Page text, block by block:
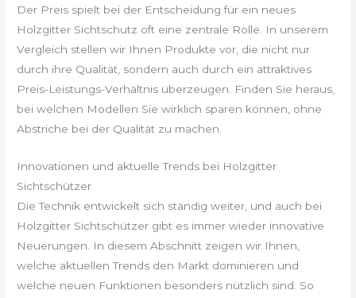
Der Preis spielt bei der Entscheidung für ein neues
Holzgitter Sichtschutz oft eine zentrale Rolle. In unserem
Vergleich stellen wir Ihnen Produkte vor, die nicht nur
durch ihre Qualität, sondern auch durch ein attraktives
Preis-Leistungs-Verhältnis überzeugen. Finden Sie heraus,
bei welchen Modellen Sie wirklich sparen können, ohne
Abstriche bei der Qualität zu machen.
Innovationen und aktuelle Trends bei Holzgitter
Sichtschützer
Die Technik entwickelt sich ständig weiter, und auch bei
Holzgitter Sichtschützer gibt es immer wieder innovative
Neuerungen. In diesem Abschnitt zeigen wir Ihnen,
welche aktuellen Trends den Markt dominieren und
welche neuen Funktionen besonders nützlich sind. So